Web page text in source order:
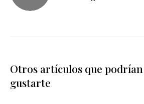
Otros artículos que podrían
gustarte